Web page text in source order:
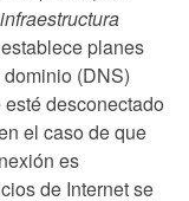
planes
(DNS)
desconectado
el caso de que
es
de Internet se